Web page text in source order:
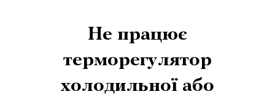
Не працює
терморегулятор
холодильної або